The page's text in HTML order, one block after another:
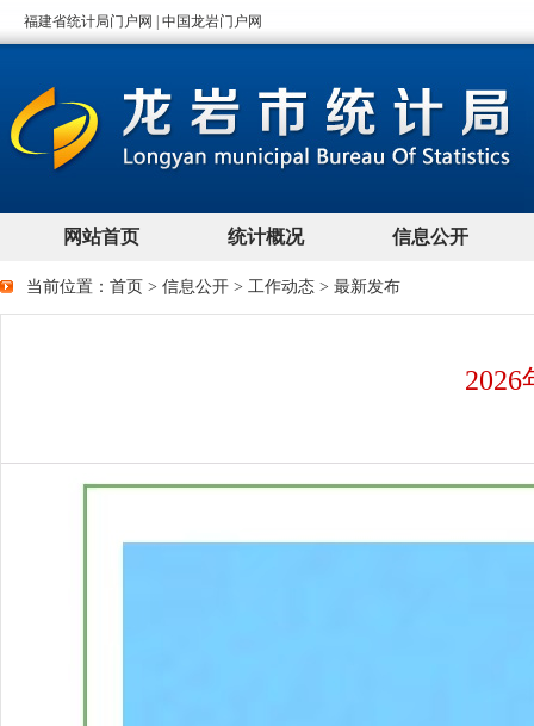
当前位置： 首页 > 信息公开 > 工作动态 > 最新发布